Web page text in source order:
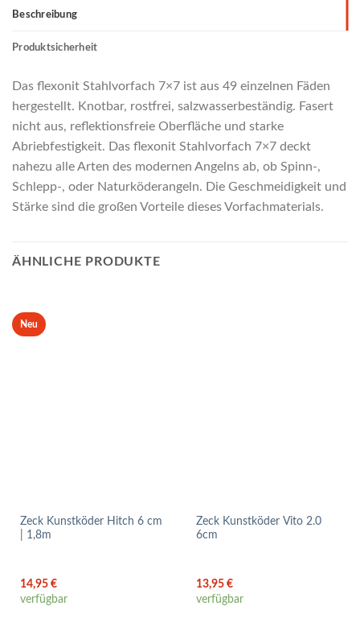
Beschreibung
Produktsicherheit
Das flexonit Stahlvorfach 7×7 ist aus 49 einzelnen Fäden
hergestellt. Knotbar, rostfrei, salzwasserbeständig. Fasert
nicht aus, reflektionsfreie Oberfläche und starke
Abriebfestigkeit. Das flexonit Stahlvorfach 7×7 deckt
nahezu alle Arten des modernen Angelns ab, ob Spinn-,
Schlepp-, oder Naturköderangeln. Die Geschmeidigkeit und
Stärke sind die großen Vorteile dieses Vorfachmaterials.
ÄHNLICHE PRODUKTE
Neu
Zeck Kunstköder Hitch 6 cm
| 1,8m
14,95 €
verfügbar
Zeck Kunstköder Vito 2.0
6cm
13,95 €
verfügbar